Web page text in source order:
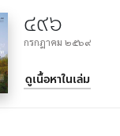
๔๙๖
กรกฎาคม ๒๕๖๙
ดูเนื้อหาในเล่ม